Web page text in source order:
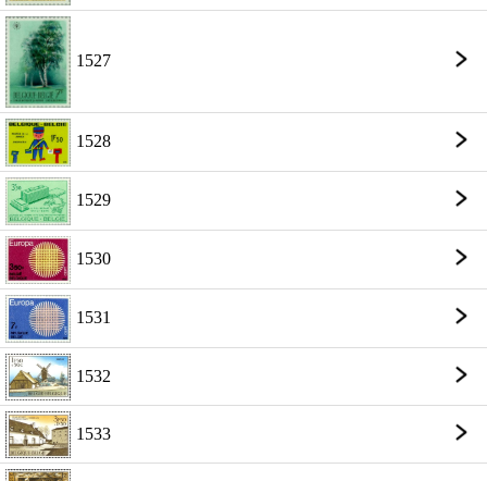
1527
1528
1529
1530
1531
1532
1533